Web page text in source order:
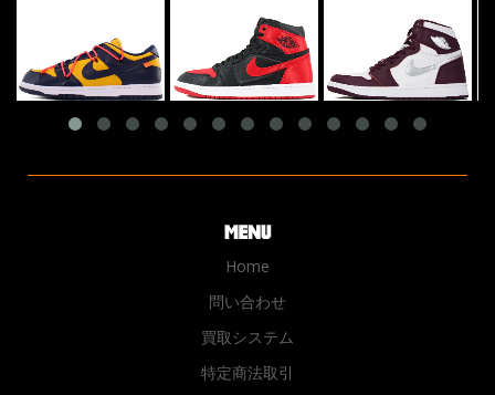
Home
問い合わせ
買取システム
特定商法取引